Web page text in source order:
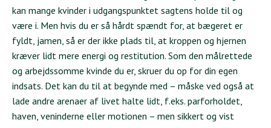
kan mange kvinder i udgangspunktet sagtens holde til og
være i. Men hvis du er så hårdt spændt for, at bægeret er
fyldt, jamen, så er der ikke plads til, at kroppen og hjernen
kræver lidt mere energi og restitution. Som den målrettede
og arbejdssomme kvinde du er, skruer du op for din egen
indsats. Det kan du til at begynde med – måske ved også at
lade andre arenaer af livet halte lidt, f.eks. parforholdet,
haven, veninderne eller motionen – men sikkert og vist